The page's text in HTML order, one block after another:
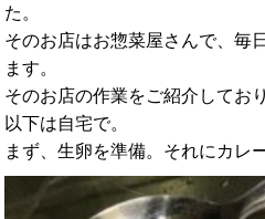
た。
そのお店はお惣菜屋さんで、毎
ます。
そのお店の作業をご紹介してお
以下は自宅で。
まず、生卵を準備。それにカレ